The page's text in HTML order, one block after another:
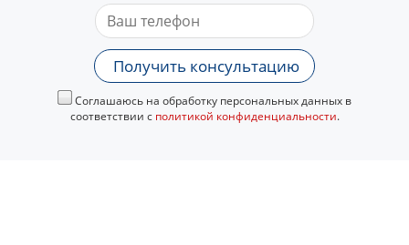
Получить консультацию
Соглашаюсь на обработку персональных данных в
соответствии с политикой конфиденциальности.